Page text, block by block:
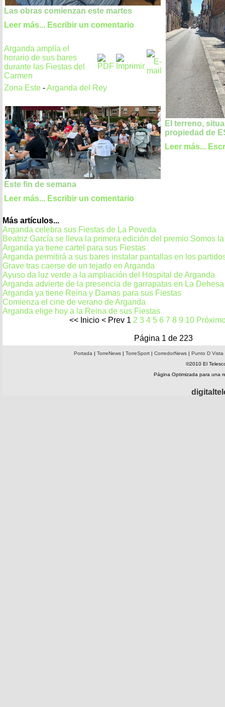
Las obras comienzan este martes
Leer más... Escribir un comentario
Arganda amplía el
horario de sus bares
durante las Fiestas del
Carmen
Zona Este -Arganda del Rey
Este fin de semana
Leer más... Escribir un comentario
El terreno,
propiedad de
Leer más...
Más artículos...
Arganda celebra sus Fiestas de La Poveda
Beatriz García se lleva la primera edición del premio Somos
Arganda ya tiene cartel para sus Fiestas
Arganda permitirá a sus bares instalar pantallas en los
Grave tras caerse de un tejado en Arganda
Ayuso da luz verde a la ampliación del Hospital de Arganda
Arganda advierte de la presencia de garrapatas en La
Arganda ya tiene Reina y Damas para sus Fiestas
Comienza el cine de verano de Arganda
Arganda elige hoy a la Reina de sus Fiestas
<< Inicio < Prev 1 2 3 4 5 6 7 8 9 10
Página 1 de 223
Portada | TorreNews| TorreSport| CorredorNews| Punto D Vista
©2010 El
Página Optimizada para una